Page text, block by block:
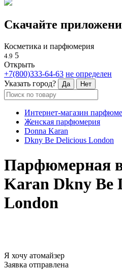
Скачайте
Косметика и парфюмерия
4.9 5
Открыть
+7(800)333-64-63 не определен
Указать город?
Да Нет
Интернет-магазин
Женская парфюмерия
Donna Karan
Dkny Be Delicious London
Парфюмерная
Karan Dkny Be
London
Я хочу атомайзер
Заявка отправлена